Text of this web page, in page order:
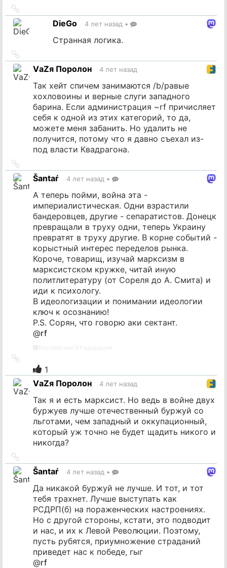
на
источник DieGo 4 лет назад •
Странная логика.
на
источник
VаZя Поролон 4 лет назад
Так хейт спичем занимаются /b/равые
хохловоины и верные слуги западного
барина. Если администрация ~rf причисляет
себя к одной из этих категорий, то да,
можете меня забанить. Но удалить не
получится, потому что я давно съехал из-
под власти Квадрагона.
на
источник
Šantaŕ 4 лет назад •
А теперь пойми, война эта -
империалистическая. Одни взрастили
бандеровцев, другие - сепаратистов. Донецк
превращали в труху одни, теперь Украину
превратят в труху другие. В корне событий -
корыстный интерес переделов рынка.
Короче, товарищ, изучай марксизм в
марксистском кружке, читай иную
политлитературу (от Сореля до А. Смита) и
иди к психологу.
В идеологизации и понимании идеологии
ключ к осознанию!
P.S. Сорян, что говорю аки сектант.
@rf
@
источник
1
VаZя Поролон
4 лет назад
Так я и есть марксист. Но ведь в войне двух
буржуев лучше отечественный буржуй со
льготами, чем западный и оккупационный,
который уж точно не будет щадить никого и
никогда?
на
источник
Šantaŕ 4 лет назад •
Да никакой буржуй не лучше. И тот, и тот
тебя трахнет. Лучше выступать как
РСДРП(б) на пораженческих настроениях.
Но с другой стороны, кстати, это подводит
и нас, и их к Левой Революции. Поэтому,
пусть рубятся, приумножение страданий
приведет нас к победе, гыг
@rf